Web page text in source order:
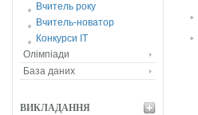
Вчитель року
Вчитель-новатор
Конкурси ІТ
Олімпіади
База даних
ВИКЛАДАННЯ